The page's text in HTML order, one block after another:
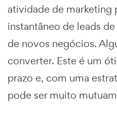
atividade de marketing
instantâneo de leads
de novos negócios.
converter. Este é um
prazo e, com uma
pode ser muito